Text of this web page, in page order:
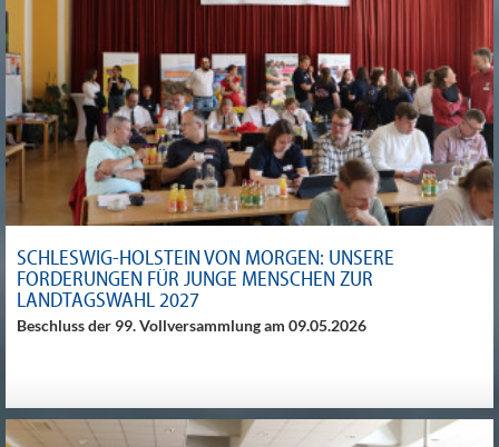
SCHLESWIG-HOLSTEIN VON MORGEN: UNSERE
FORDERUNGEN FÜR JUNGE MENSCHEN ZUR
LANDTAGSWAHL 2027
Beschluss der 99. Vollversammlung am 09.05.2026